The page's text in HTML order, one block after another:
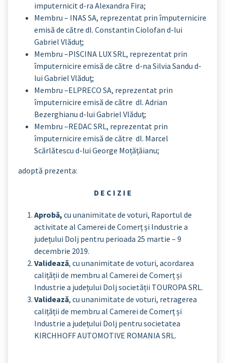
imputernicit d-ra Alexandra Fira;
Membru – INAS SA, reprezentat prin împuternicire
emisă de către dl. Constantin Ciolofan d-lui
Gabriel Vlăduț;
Membru –PISCINA LUX SRL, reprezentat prin
împuternicire emisă de către d-na Silvia Sandu d-
lui Gabriel Vlăduţ;
Membru –ELPRECO SA, reprezentat prin
împuternicire emisă de către dl. Adrian
Bezerghianu d-lui Gabriel Vlăduţ;
Membru –REDAC SRL, reprezentat prin
împuternicire emisă de către dl. Marcel
Scărlătescu d-lui George Moțățăianu;
adoptă prezenta:
D E C I Z I E
Aprobă, cu unanimitate de voturi, Raportul de
activitate al Camerei de Comerț și Industrie a
județului Dolj pentru perioada 25 martie – 9
decembrie 2019.
Validează, cu unanimitate de voturi, acordarea
calițății de membru al Camerei de Comerț și
Industrie a județului Dolj societății TOUROPA SRL.
Validează, cu unanimitate de voturi, retragerea
calițății de membru al Camerei de Comerț și
Industrie a județului Dolj pentru societatea
KIRCHHOFF AUTOMOTIVE ROMANIA SRL.